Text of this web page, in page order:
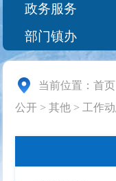
政务服务
部门镇办
当前位置：首页
公开 >其他 > 工作